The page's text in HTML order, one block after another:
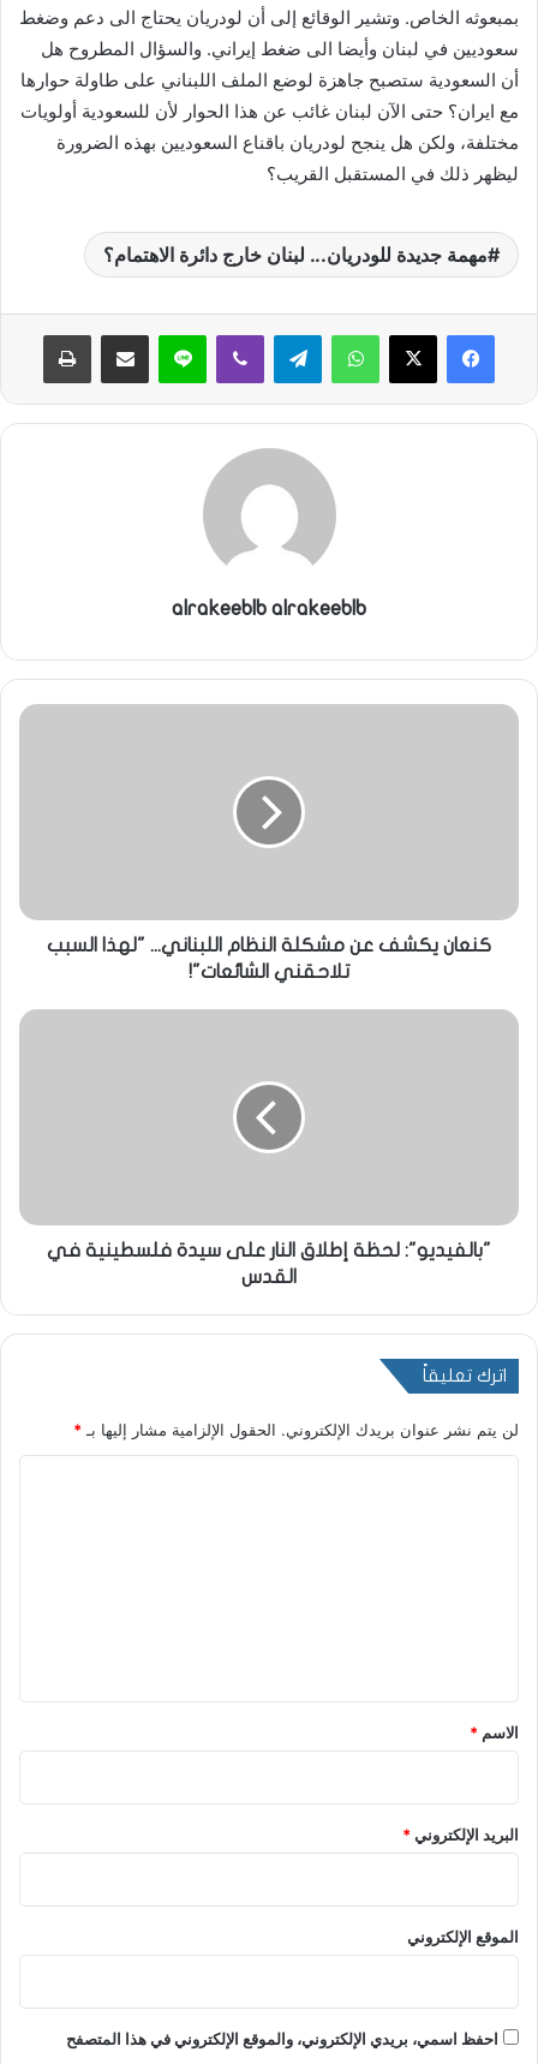
بمبعوثه الخاص. وتشير الوقائع إلى أن لودريان يحتاج الى دعم وضغط
سعوديين في لبنان وأيضا الى ضغط إيراني. والسؤال المطروح هل
أن السعودية ستصبح جاهزة لوضع الملف اللبناني على طاولة حوارها
مع ايران؟ حتى الآن لبنان غائب عن هذا الحوار لأن للسعودية أولويات
مختلفة، ولكن هل ينجح لودريان باقناع السعوديين بهذه الضرورة
ليظهر ذلك في المستقبل القريب؟
مهمة جديدة للودريان... لبنان خارج دائرة الاهتمام؟
واتساب لاين
alrakeeblb alrakeeblb
كنعان يكشف عن مشكلة النظام اللبناني... "لهذا السبب
تلاحقني الشائعات"!
"بالفيديو": لحظة إطلاق النار على سيدة فلسطينية في
القدس
اترك تعليقاً
لن يتم نشر عنوان بريدك الإلكتروني. الحقول الإلزامية مشار إليها بـ*
*
الاسم *
البريد الإلكتروني*
الموقع الإلكتروني
احفظ اسمي، بريدي الإلكتروني، والموقع الإلكتروني في هذا المتصفح